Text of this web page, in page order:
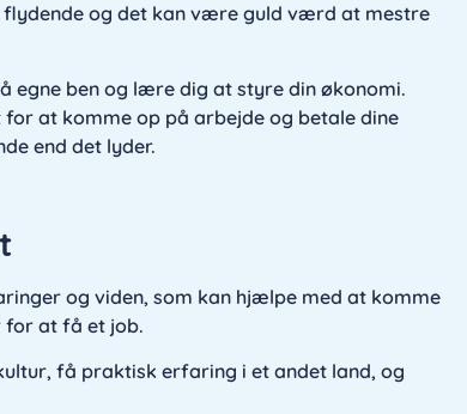
flydende og det kan være guld værd at mestre
egne ben og lære dig at styre din økonomi.
at komme op på arbejde og betale dine
end det lyder.
og viden, som kan hjælpe med at komme
for at få et job.
få praktisk erfaring i et andet land, og